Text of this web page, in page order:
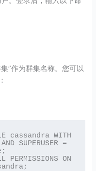
”作为群集名称。您可以
cassandra WITH
SUPERUSER =
PERMISSIONS ON